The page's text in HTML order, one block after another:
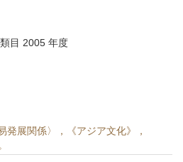
目 2005 年度
発展関係〉，《アジア文化》，